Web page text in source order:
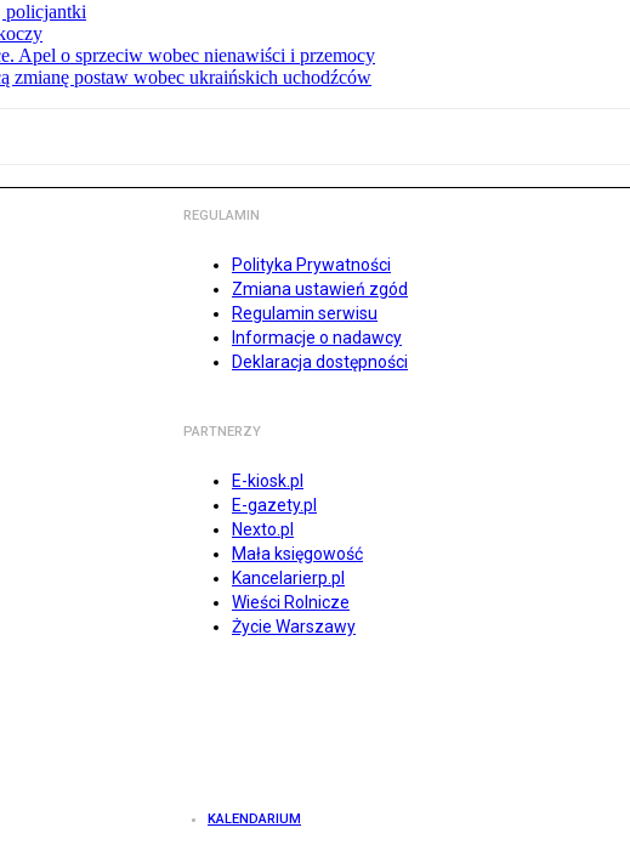
policjantki
Apel o sprzeciw wobec nienawiści i przemocy
zmianę postaw wobec ukraińskich uchodźców
REGULAMIN
Polityka Prywatności
Zmiana ustawień zgód
Regulamin serwisu
Informacje o nadawcy
Deklaracja dostępności
PARTNERZY
E-kiosk.pl
E-gazety.pl
Nexto.pl
Mała księgowość
Kancelarierp.pl
Wieści Rolnicze
Życie Warszawy
KALENDARIUM